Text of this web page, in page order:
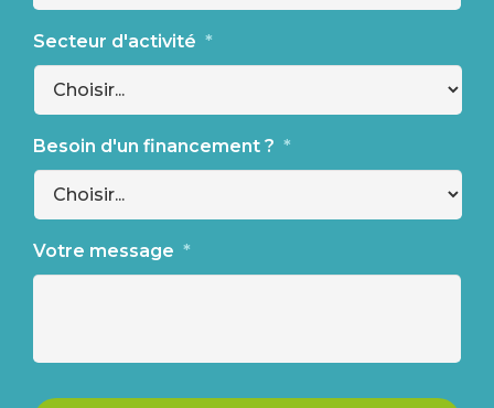
Secteur d'activité *
Besoin d'un financement ? *
Votre message *